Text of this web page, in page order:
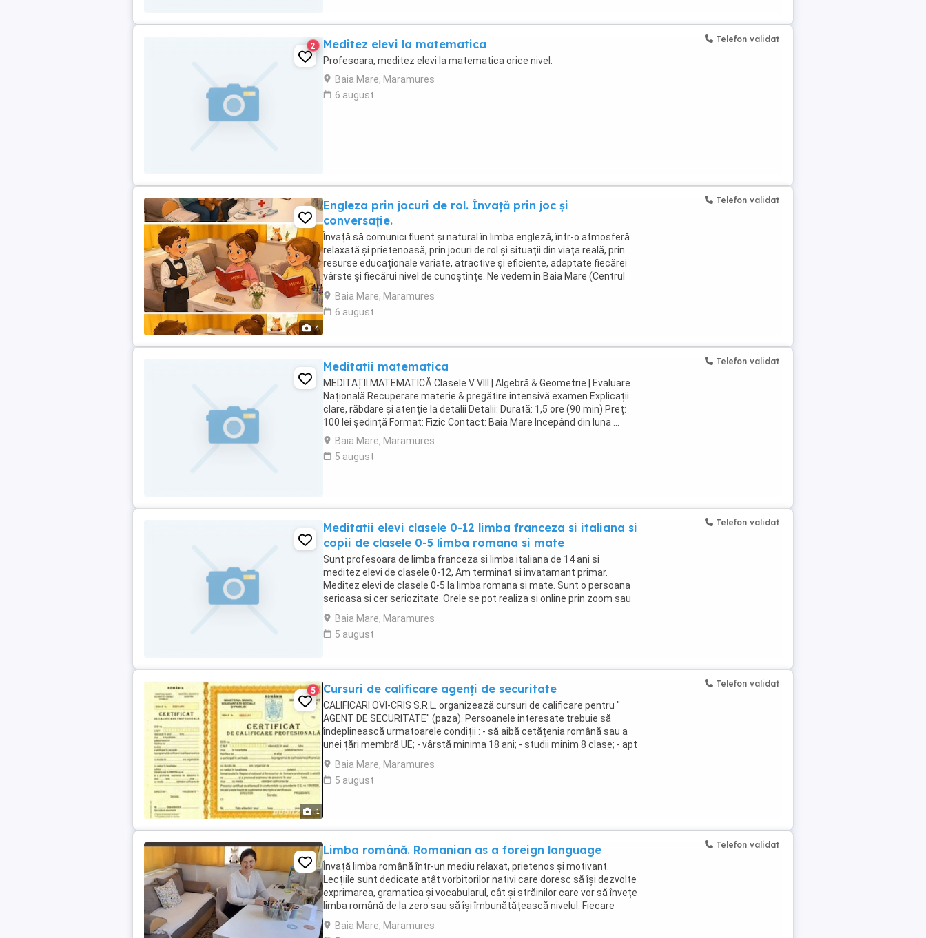
2 Meditez elevi la matematica
Profesoara, meditez elevi la matematica orice nivel.
Baia Mare, Maramures
6 august
Telefon validat
4
Engleza prin jocuri de rol. Învață prin joc și
conversație.
Învață să comunici fluent și natural în limba engleză, într-o atmosferă
relaxată și prietenoasă, prin jocuri de rol și situații din viața reală, prin
resurse educaționale variate, atractive și eficiente, adaptate fiecărei
vârste și fiecărui nivel de cunoștințe. Ne vedem în Baia Mare (Centrul
Vechi) ...
Baia Mare, Maramures
6 august
Telefon validat
Meditatii matematica
MEDITAȚII MATEMATICĂ Clasele V VIII | Algebră & Geometrie | Evaluare
Națională Recuperare materie & pregătire intensivă examen Explicații
clare, răbdare și atenție la detalii Detalii: Durată: 1,5 ore (90 min) Preț:
100 lei ședință Format: Fizic Contact: Baia Mare Incepând din luna ...
Baia Mare, Maramures
5 august
Telefon validat
Meditatii elevi clasele 0-12 limba franceza si italiana si
copii de clasele 0-5 limba romana si mate
Sunt profesoara de limba franceza si limba italiana de 14 ani si
meditez elevi de clasele 0-12, Am terminat si invatamant primar.
Meditez elevi de clasele 0-5 la limba romana si mate. Sunt o persoana
serioasa si cer seriozitate. Orele se pot realiza si online prin zoom sau
google meet.
Baia Mare, Maramures
5 august
Telefon validat
1
5 Cursuri de calificare agenți de securitate
CALIFICARI OVI-CRIS S.R.L. organizează cursuri de calificare pentru "
AGENT DE SECURITATE" (paza). Persoanele interesate trebuie să
îndeplinească urmatoarele condiții : - să aibă cetățenia română sau a
unei țări membră UE; - vârstă minima 18 ani; - studii minim 8 clase; - apt
medical ; - să nu aibă antecedente ...
Baia Mare, Maramures
5 august
Telefon validat
Limba română. Romanian as a foreign language
Învață limba română într-un mediu relaxat, prietenos și motivant.
Lecțiile sunt dedicate atât vorbitorilor nativi care doresc să își dezvolte
exprimarea, gramatica și vocabularul, cât și străinilor care vor să învețe
limba română de la zero sau să își îmbunătățească nivelul. Fiecare
lecție este personalizată ...
Baia Mare, Maramures
Telefon validat